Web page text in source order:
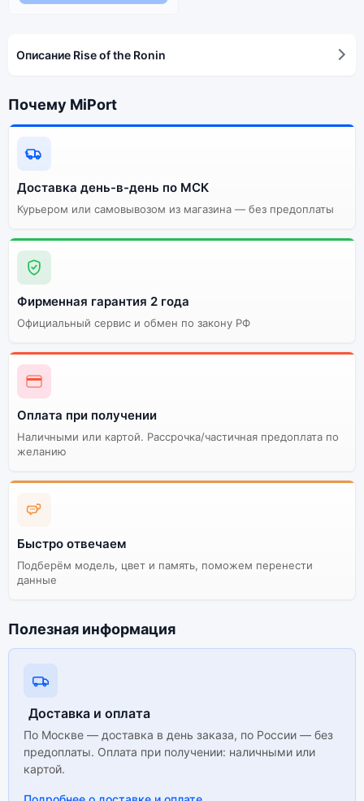
Описание Rise of the Ronin
Почему MiPort
Доставка день-в-день по МСК
Курьером или самовывозом из магазина — без предоплаты
Фирменная гарантия 2 года
Официальный сервис и обмен по закону РФ
Оплата при получении
Наличными или картой. Рассрочка/частичная предоплата по
желанию
Быстро отвечаем
Подберём модель, цвет и память, поможем перенести
данные
Полезная информация
Доставка и оплата
По Москве — доставка в день заказа, по России — без
предоплаты. Оплата при получении: наличными или
картой.